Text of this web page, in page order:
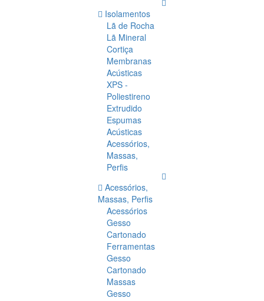
Isolamentos
Lã de Rocha
Lã Mineral
Cortiça
Membranas
Acústicas
XPS -
Poliestireno
Extrudido
Espumas
Acústicas
Acessórios,
Massas,
Perfis
Acessórios,
Massas, Perfis
Acessórios
Gesso
Cartonado
Ferramentas
Gesso
Cartonado
Massas
Gesso